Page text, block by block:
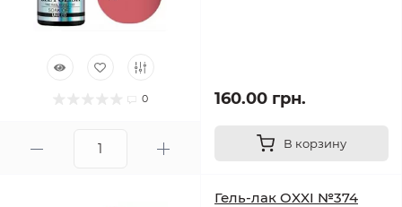
0 160.00 грн.
В корзину
Гель-лак OXXI №374